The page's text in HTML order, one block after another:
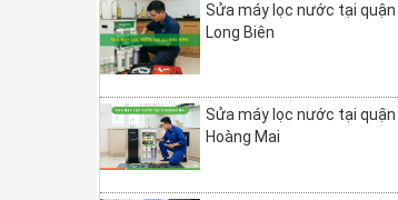
Sửa máy lọc nước tại quận
Long Biên
Sửa máy lọc nước tại quận
Hoàng Mai